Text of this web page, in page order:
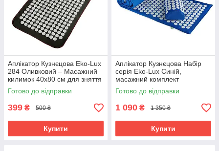
Аплікатор Кузнєцова Eko-Lux
284 Оливковий – Масажний
килимок 40x80 см для зняття
напруги
Готово до відправки
399 ₴ 500 ₴
Купити
Аплікатор Кузнєцова Набір
серія Eko-Lux Синій,
масажний комплект
Готово до відправки
1 090 ₴ 1 350 ₴
Купити